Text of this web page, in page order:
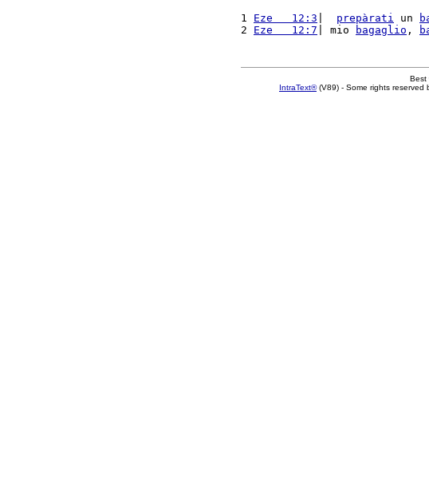
1 Eze   12:3 prepàrati un
2 Eze   12:7 | mio bagaglio ,
Best
IntraText®(V89) - Some rights reserved